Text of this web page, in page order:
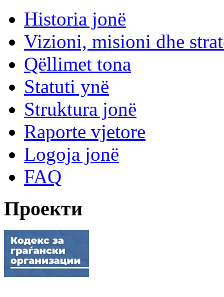
Historia jonë
Vizioni, misioni dhe
Qëllimet tona
Statuti ynë
Struktura jonë
Raporte vjetore
Logoja jonë
FAQ
Проекти